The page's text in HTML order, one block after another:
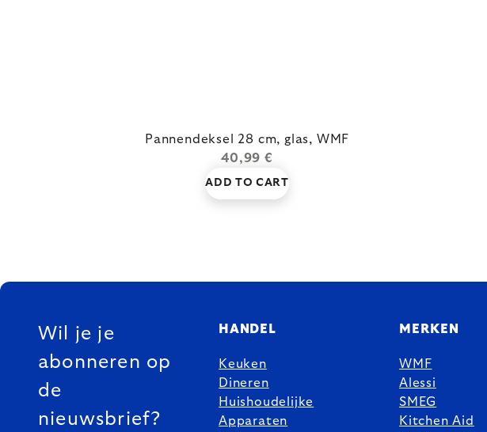
Pannendeksel 28 cm, glas, WMF
40,99 €
ADD TO CART
FOOTER
Wil je je
abonneren op
de
nieuwsbrief?
HANDEL
Keuken
Dineren
Huishoudelijke
Apparaten
MERKEN
WMF
Alessi
SMEG
Kitchen Aid